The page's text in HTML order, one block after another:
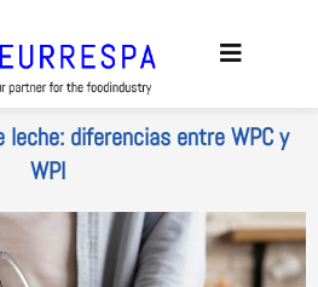
leche: diferencias entre WPC y
WPI